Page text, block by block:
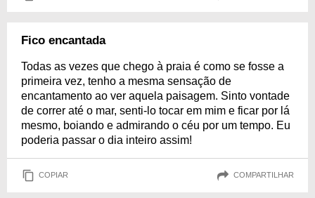
Fico encantada
Todas as vezes que chego à praia é como se fosse a
primeira vez, tenho a mesma sensação de
encantamento ao ver aquela paisagem. Sinto vontade
de correr até o mar, senti-lo tocar em mim e ficar por lá
mesmo, boiando e admirando o céu por um tempo. Eu
poderia passar o dia inteiro assim!
COPIAR COMPARTILHAR